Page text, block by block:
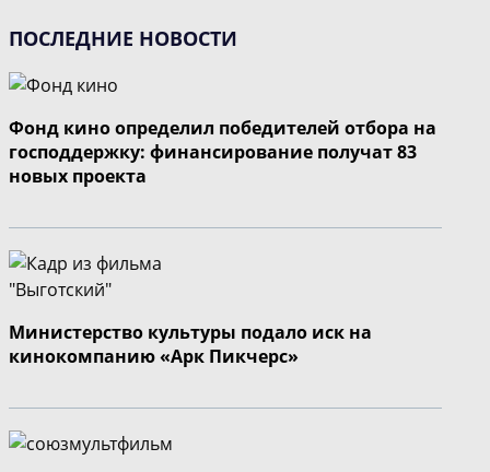
ПОСЛЕДНИЕ НОВОСТИ
Фонд кино определил победителей отбора на
господдержку: финансирование получат 83
новых проекта
Министерство культуры подало иск на
кинокомпанию «Арк Пикчерс»